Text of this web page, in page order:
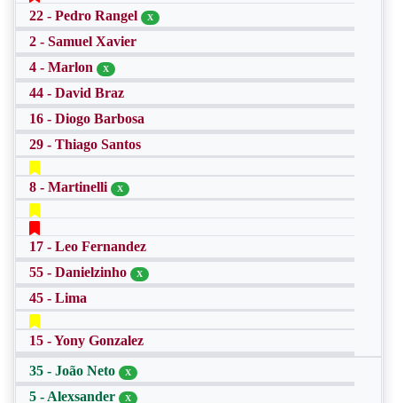
22 - Pedro Rangel X
2 - Samuel Xavier
4 - Marlon
X
44 - David Braz
16 - Diogo Barbosa
29 - Thiago Santos
8 - Martinelli X
17 - Leo Fernandez
55 - Danielzinho
X
45 - Lima
15 - Yony Gonzalez
35 - João Neto
X
5 - Alexsander X